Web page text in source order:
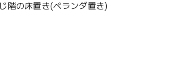
階の床置き(ベランダ置き)